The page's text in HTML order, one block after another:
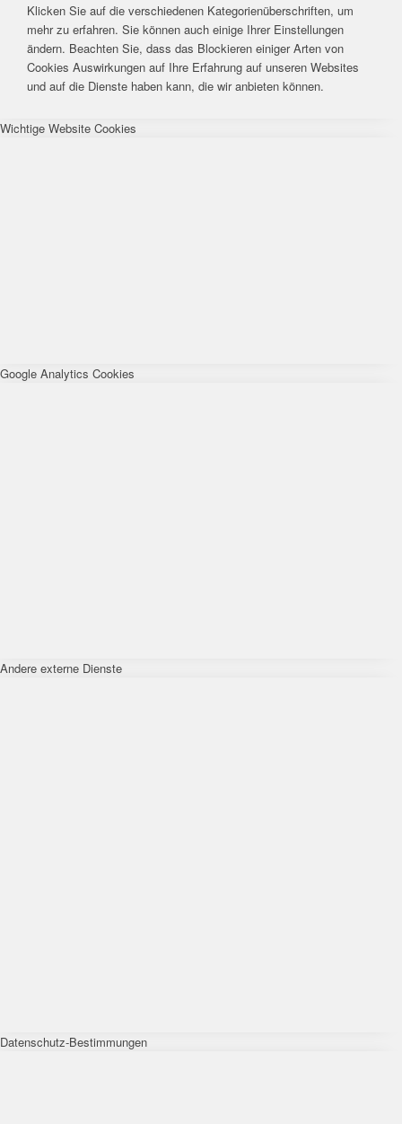
Klicken Sie auf die verschiedenen Kategorienüberschriften, um
mehr zu erfahren. Sie können auch einige Ihrer Einstellungen
ändern. Beachten Sie, dass das Blockieren einiger Arten von
Cookies Auswirkungen auf Ihre Erfahrung auf unseren Websites
und auf die Dienste haben kann, die wir anbieten können.
Wichtige Website Cookies
Google Analytics Cookies
Andere externe Dienste
Datenschutz-Bestimmungen